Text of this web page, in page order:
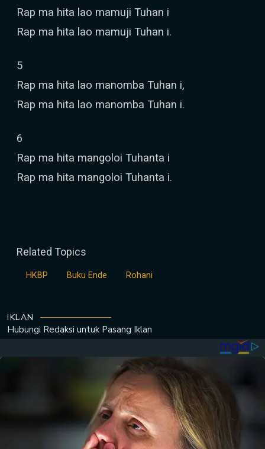
Rap ma hita lao mamuji Tuhan i
Rap ma hita lao mamuji Tuhan i.
5
Rap ma hita lao manomba Tuhan i,
Rap ma hita lao manomba Tuhan i.
6
Rap ma hita mangoloi Tuhanta i
Rap ma hita mangoloi Tuhanta i.
Related Topics
HKBP Buku Ende Rohani
IKLAN
Hubungi Redaksi untuk Pasang Iklan